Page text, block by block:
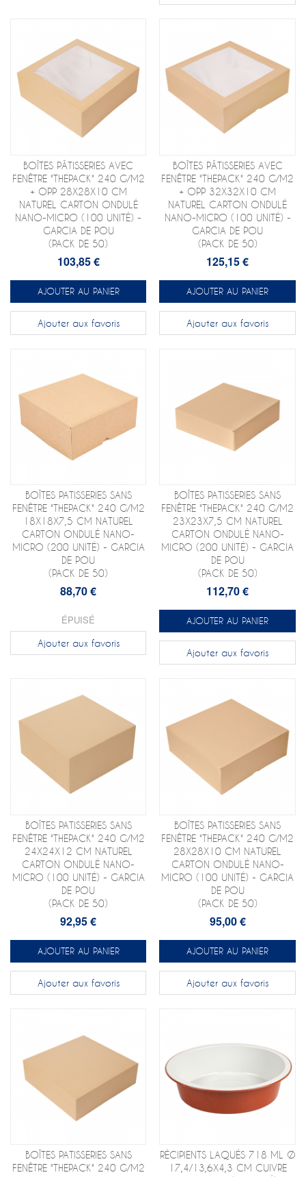
BOÎTES PÂTISSERIES AVEC
FENÊTRE "THEPACK" 240 G/M2
+ OPP 28X28X10 CM
NATUREL CARTON ONDULÉ
NANO-MICRO (100 UNITÉ) -
GARCIA DE POU
(PACK DE 50)
103,85 €
AJOUTER AU PANIER
Ajouter aux favoris
BOÎTES PÂTISSERIES AVEC
FENÊTRE "THEPACK" 240 G/M2
+ OPP 32X32X10 CM
NATUREL CARTON ONDULÉ
NANO-MICRO (100 UNITÉ) -
GARCIA DE POU
(PACK DE 50)
125,15 €
AJOUTER AU PANIER
Ajouter aux favoris
BOÎTES PATISSERIES SANS
FENÊTRE "THEPACK" 240 G/M2
18X18X7,5 CM NATUREL
CARTON ONDULÉ NANO-
MICRO (200 UNITÉ) - GARCIA
DE POU
(PACK DE 50)
88,70 €
ÉPUISÉ
Ajouter aux favoris
BOÎTES PATISSERIES SANS
FENÊTRE "THEPACK" 240 G/M2
23X23X7,5 CM NATUREL
CARTON ONDULÉ NANO-
MICRO (200 UNITÉ) - GARCIA
DE POU
(PACK DE 50)
112,70 €
AJOUTER AU PANIER
Ajouter aux favoris
BOÎTES PATISSERIES SANS
FENÊTRE "THEPACK" 240 G/M2
24X24X12 CM NATUREL
CARTON ONDULÉ NANO-
MICRO (100 UNITÉ) - GARCIA
DE POU
(PACK DE 50)
92,95 €
AJOUTER AU PANIER
Ajouter aux favoris
BOÎTES PATISSERIES SANS
FENÊTRE "THEPACK" 240 G/M2
28X28X10 CM NATUREL
CARTON ONDULÉ NANO-
MICRO (100 UNITÉ) - GARCIA
DE POU
(PACK DE 50)
95,00 €
AJOUTER AU PANIER
Ajouter aux favoris
BOÎTES PATISSERIES SANS
FENÊTRE "THEPACK" 240 G/M2
RÉCIPIENTS LAQUÉS 718 ML Ø
17,4/13,6X4,3 CM CUIVRE